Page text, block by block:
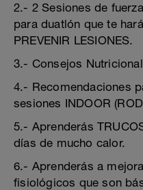
2.- 2 Sesiones de
para duatlón que te
PREVENIR LESIONES.
3.- Consejos
4.- Recomendaciones
sesiones INDOOR
5.- Aprenderás
días de mucho calor.
6.- Aprenderás a
fisiológicos que son